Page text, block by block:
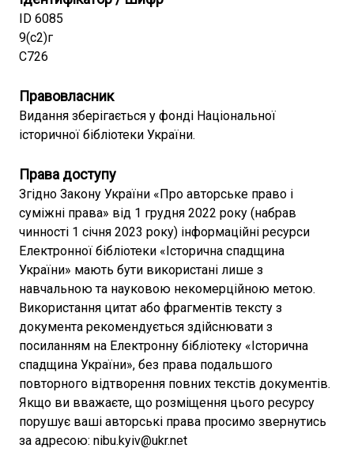
ID 6085
9(с2)г
С726
Правовласник
Видання зберігається у фонді Національної
історичної бібліотеки України.
Права доступу
Згідно Закону України «Про авторське право і
суміжні права» від 1 грудня 2022 року (набрав
чинності 1 січня 2023 року) інформаційні ресурси
Електронної бібліотеки «Історична спадщина
України» мають бути використані лише з
навчальною та науковою некомерційною метою.
Використання цитат або фрагментів тексту з
документа рекомендується здійснювати з
посиланням на Електронну бібліотеку «Історична
спадщина України», без права подальшого
повторного відтворення повних текстів документів.
Якщо ви вважаєте, що розміщення цього ресурсу
порушує ваші авторські права просимо звернутись
за адресою: nibu.kyiv@ukr.net